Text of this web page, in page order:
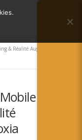
Menu
LA RA
& Réalité Augmentée – Paris